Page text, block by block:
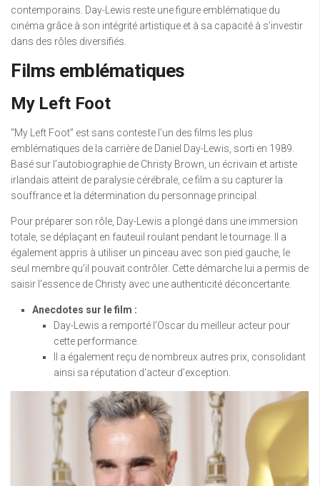
contemporains. Day-Lewis reste une figure emblématique du
cinéma grâce à son intégrité artistique et à sa capacité à s’investir
dans des rôles diversifiés.
Films emblématiques
My Left Foot
“My Left Foot” est sans conteste l’un des films les plus
emblématiques de la carrière de Daniel Day-Lewis, sorti en 1989.
Basé sur l’autobiographie de Christy Brown, un écrivain et artiste
irlandais atteint de paralysie cérébrale, ce film a su capturer la
souffrance et la détermination du personnage principal.
Pour préparer son rôle, Day-Lewis a plongé dans une immersion
totale, se déplaçant en fauteuil roulant pendant le tournage. Il a
également appris à utiliser un pinceau avec son pied gauche, le
seul membre qu’il pouvait contrôler. Cette démarche lui a permis de
saisir l’essence de Christy avec une authenticité déconcertante.
Anecdotes sur le film :
Day-Lewis a remporté l’Oscar du meilleur acteur pour
cette performance.
Il a également reçu de nombreux autres prix, consolidant
ainsi sa réputation d’acteur d’exception.